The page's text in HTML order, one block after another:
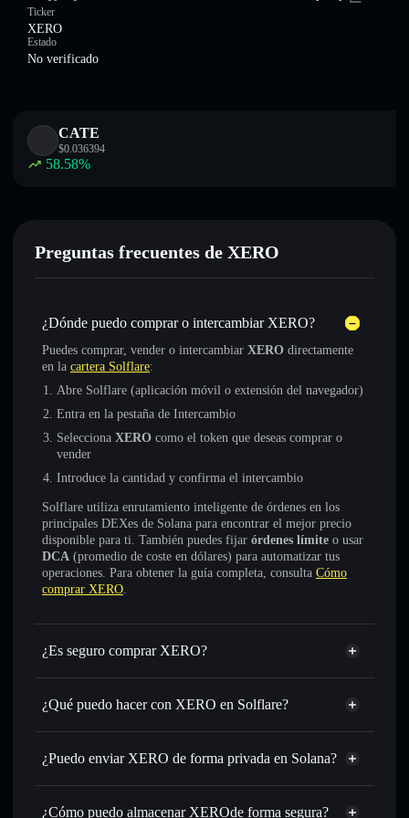
Ticker
XERO
Estado
No verificado
CATE
$0.036394
58.58%
Preguntas frecuentes de XERO
¿Dónde puedo comprar o intercambiar XERO?
Puedes comprar, vender o intercambiar XERO directamente
en la cartera Solflare:
Abre Solflare (aplicación móvil o extensión del navegador)
Entra en la pestaña de Intercambio
Selecciona XERO como el token que deseas comprar o
vender
Introduce la cantidad y confirma el intercambio
Solflare utiliza enrutamiento inteligente de órdenes en los
principales DEXes de Solana para encontrar el mejor precio
disponible para ti. También puedes fijar órdenes límite o usar
DCA (promedio de coste en dólares) para automatizar tus
operaciones. Para obtener la guía completa, consulta Cómo
comprar XERO.
¿Es seguro comprar XERO?
XERO no está verificado
¿Qué puedo hacer con XERO en Solflare?
XERO
cartera de Solflare
Intercambiar al instante: operar con XERO para SOL,
de órdenes inteligente para el mejor precio disponible
Establecer órdenes límite: automatizar las operaciones en
¿Puedo enviar XERO de forma privada en Solana?
agregador de privacidad
¿Cómo puedo almacenar XEROde forma segura?